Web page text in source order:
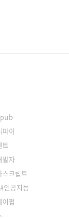
파이
트
발자
스크립트
인공지능
이펍